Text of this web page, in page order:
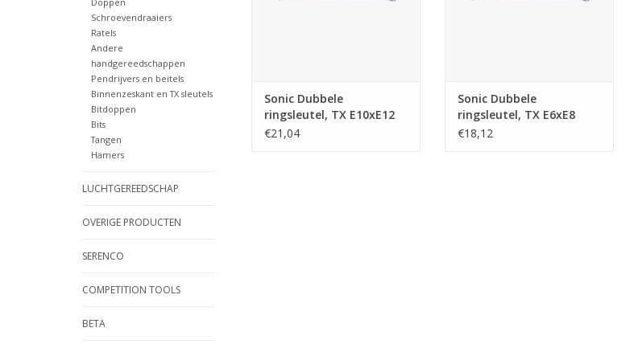
Schroevendraaiers
Ratels
Andere
handgereedschappen
Pendrijvers en beitels
Binnenzeskant en TX sleutels
Bitdoppen
Bits
Tangen
Hamers
LUCHTGEREEDSCHAP
OVERIGE PRODUCTEN
SERENCO
COMPETITION TOOLS
BETA
Sonic Dubbele
ringsleutel, TX E10xE12
€21,04
Sonic Dubbele
ringsleutel, TX E6xE8
€18,12